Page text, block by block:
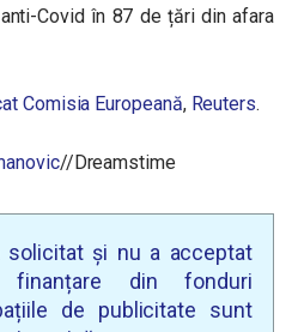
Covid în 87 de țări din afara
Comisia Europeană, Reuters.
//Dreamstime
solicitat și nu a acceptat
din fonduri
de publicitate sunt